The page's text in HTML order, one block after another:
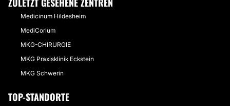
Medicinum Hildesheim
MediCorium
MKG-CHIRURGIE
MKG Praxisklinik Eckstein
MKG Schwerin
TOP-STANDORTE